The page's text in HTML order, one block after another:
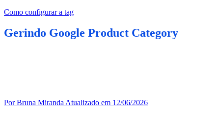
Como configurar a tag
Gerindo Google Product Category
Por Bruna Miranda Atualizado em 12/06/2026